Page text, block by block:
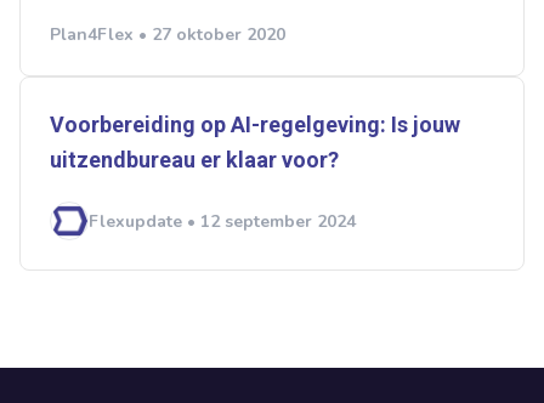
Plan4Flex • 27 oktober 2020
Voorbereiding op AI-regelgeving: Is jouw
uitzendbureau er klaar voor?
Flexupdate • 12 september 2024